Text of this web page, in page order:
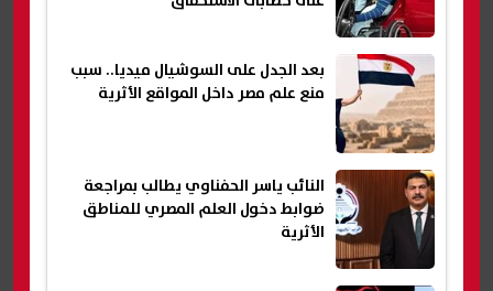
بعد الجدل على السوشيال ميديا.. سبب
منع علم مصر داخل المواقع الأثرية
النائب ياسر الحفناوي يطالب بمراجعة
ضوابط دخول العلم المصري للمناطق
الأثرية